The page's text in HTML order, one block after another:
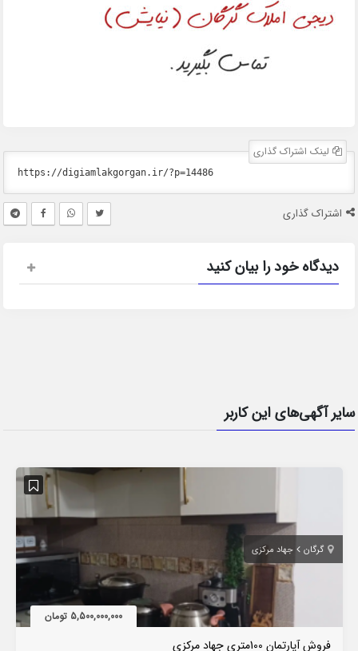
لینک اشتراک گذاری
اشتراک گذاری
دیدگاه خود را بیان کنید
سایر آگهی‌های این کاربر
گرگان جهاد مرکزی
5,500,000,000 تومان
فروش آپارتمان 100متری جهاد مرکزی